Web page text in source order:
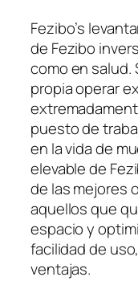
Fezibo’s
de Fezibo
como en salud.
propia operar
puesto de
en la vida de
elevable de
de las mejores
aquellos que
espacio y
facilidad de
ventajas.